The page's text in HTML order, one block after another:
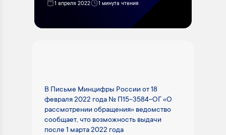
1 апреля 2022 1 минута чтения
В Письме Минцифры России от 18
февраля 2022 года № П15-3584-ОГ «О
рассмотрении обращения» ведомство
сообщает, что возможность выдачи
после 1 марта 2022 года